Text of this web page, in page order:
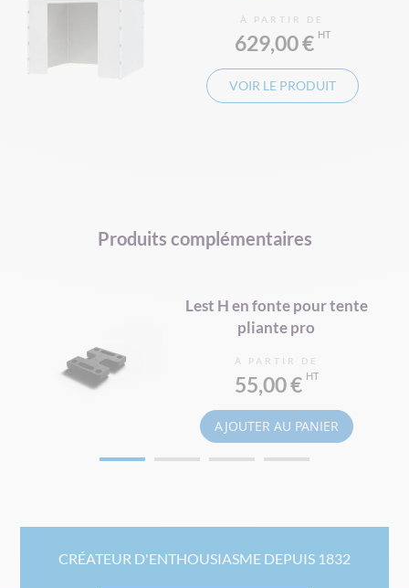
À PARTIR DE
629,00 €
VOIR LE PRODUIT
Produits complémentaires
Lest H en fonte pour tente
pliante pro
À PARTIR DE
55,00 €
AJOUTER AU PANIER
CRÉATEUR D'ENTHOUSIASME DEPUIS 1832